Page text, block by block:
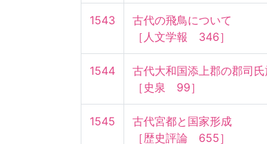
1543
古代の飛鳥について
［人文学報　346］
1544
古代大和国添上郡の郡司
［史泉　99］
1545
古代宮都と国家形成
［歴史評論　655］